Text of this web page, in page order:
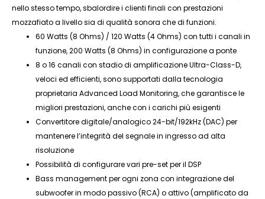
nello stesso tempo, sbalordire i clienti finali con prestazioni
mozzafiato a livello sia di qualità sonora che di funzioni.
60 Watts (8 Ohms) / 120 Watts (4 Ohms) con tutti i canali in
funzione, 200 Watts (8 Ohms) in configurazione a ponte
8 o 16 canali con stadio di amplificazione Ultra-Class-D,
veloci ed efficienti, sono supportati dalla tecnologia
proprietaria Advanced Load Monitoring, che garantisce le
migliori prestazioni, anche con i carichi più esigenti
Convertitore digitale/analogico 24-bit/192kHz (DAC) per
mantenere l’integrità del segnale in ingresso ad alta
risoluzione
Possibilità di configurare vari pre-set per il DSP
Bass management per ogni zona con integrazione del
subwoofer in modo passivo (RCA) o attivo (amplificato da